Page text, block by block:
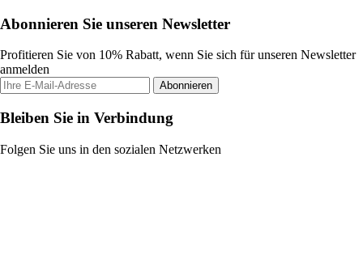
Abonnieren Sie unseren Newsletter
Profitieren Sie von 10% Rabatt, wenn Sie sich für unseren Newsletter
anmelden
Abonnieren
Bleiben Sie in Verbindung
Folgen Sie uns in den sozialen Netzwerken